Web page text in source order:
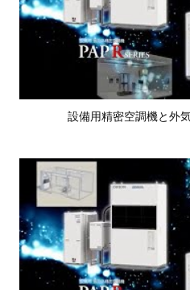
設備用精密空調機と外